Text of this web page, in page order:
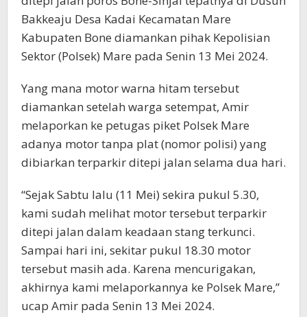
Bakkeaju Desa Kadai Kecamatan Mare
Kabupaten Bone diamankan pihak Kepolisian
Sektor (Polsek) Mare pada Senin 13 Mei 2024.
Yang mana motor warna hitam tersebut
diamankan setelah warga setempat, Amir
melaporkan ke petugas piket Polsek Mare
adanya motor tanpa plat (nomor polisi) yang
dibiarkan terparkir ditepi jalan selama dua hari.
“Sejak Sabtu lalu (11 Mei) sekira pukul 5.30,
kami sudah melihat motor tersebut terparkir
ditepi jalan dalam keadaan stang terkunci.
Sampai hari ini, sekitar pukul 18.30 motor
tersebut masih ada. Karena mencurigakan,
akhirnya kami melaporkannya ke Polsek Mare,”
ucap Amir pada Senin 13 Mei 2024.